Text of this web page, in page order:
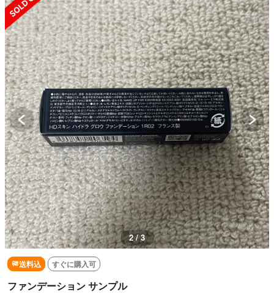
2 / 3
送料込 すぐに購入可
ファンデーション サンプル